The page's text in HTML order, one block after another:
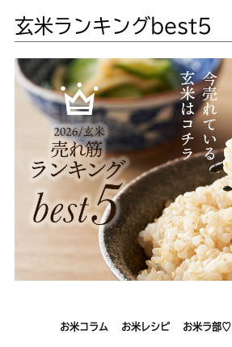
玄米ランキングbest5
お米コラム お米レシピ お米ラ部♡